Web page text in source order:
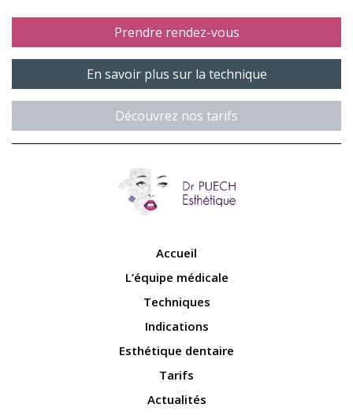
Prendre rendez-vous
En savoir plus sur la technique
Découvrez nos tarifs
Accueil
L’équipe médicale
Techniques
Indications
Esthétique dentaire
Tarifs
Actualités